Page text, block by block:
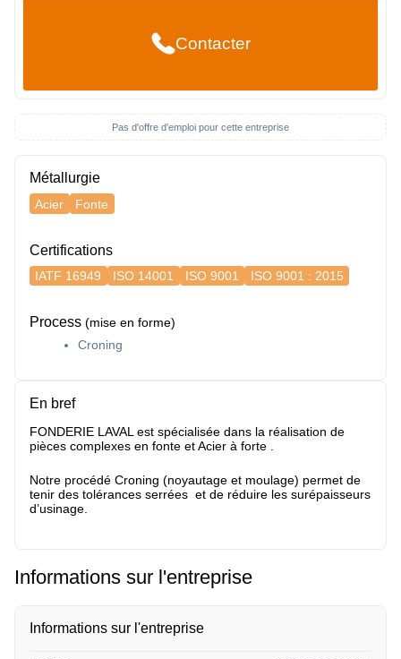
Pas d'offre d'emploi pour cette entreprise
Contacter
Métallurgie
Acier Fonte
Certifications
IATF 16949 ISO 14001 ISO 9001 ISO 9001 : 2015
Process (mise en forme)
Croning
En bref
FONDERIE LAVAL est spécialisée dans la réalisation de
pièces complexes en fonte et Acier à forte .
Notre procédé Croning (noyautage et moulage) permet de
tenir des tolérances serrées et de réduire les surépaisseurs
d’usinage.
Informations sur l'entreprise
Informations sur l'entreprise